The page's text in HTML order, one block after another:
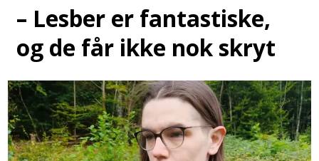
– Lesber er fantastiske,
og de får ikke nok skryt